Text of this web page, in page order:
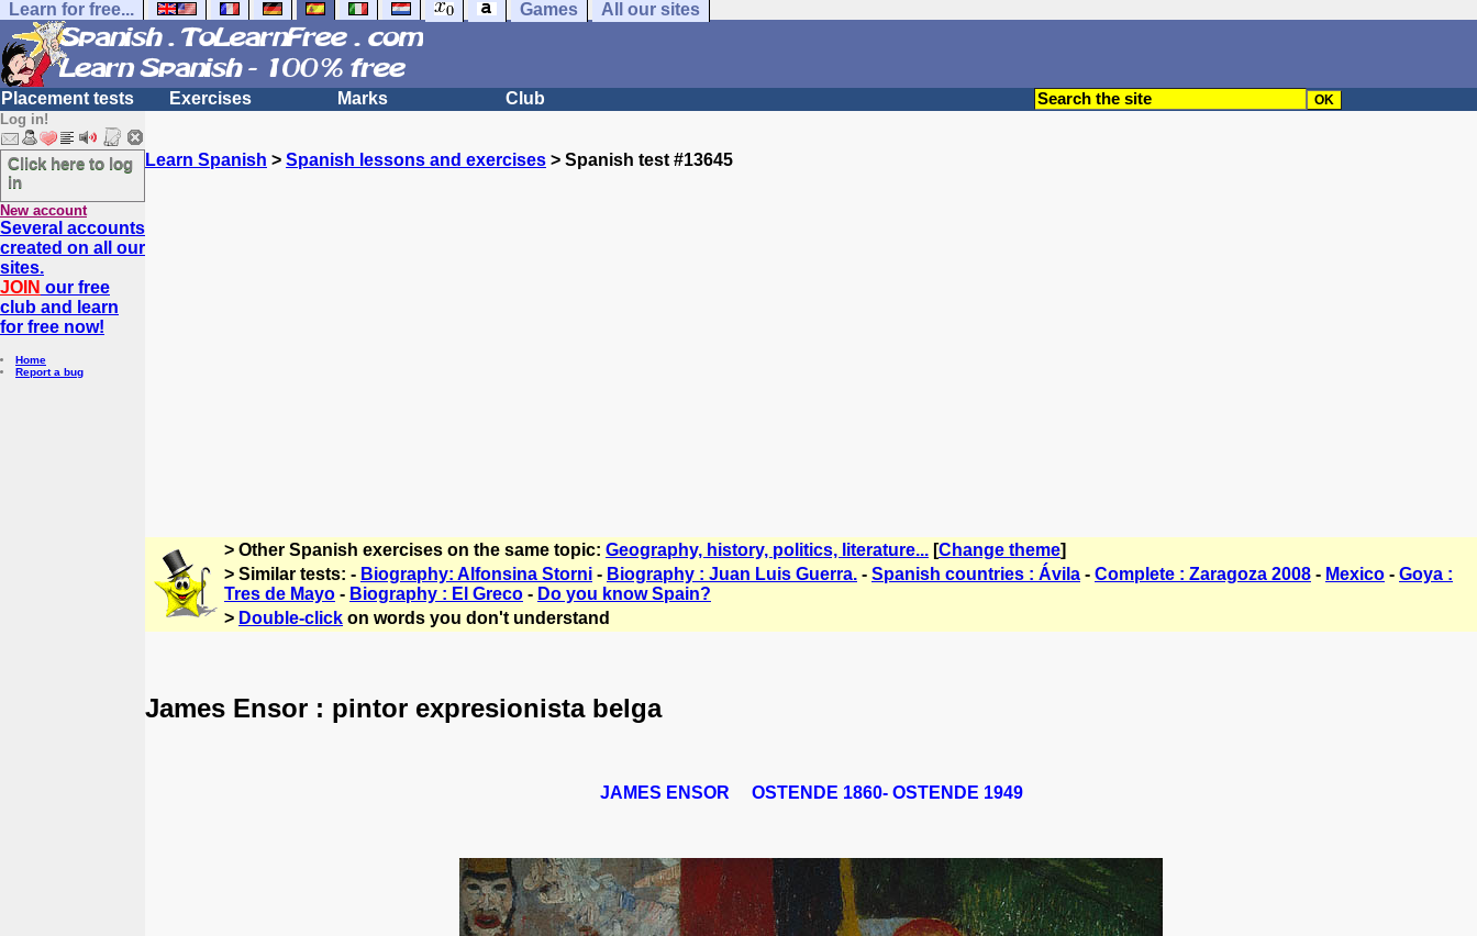
Learn for free... Games All our sites
Placement tests Exercises Marks Club
Log in!
Click here to log
in
New account
Several accounts
created on all our
sites.
JOIN our free
club and learn
for free now!
Home
Report a bug
Learn Spanish > Spanish lessons and exercises > Spanish test #13645
> Other Spanish exercises on the same topic: Geography, history, politics, literature... [Change theme]
> Similar tests: - Biography: Alfonsina Storni - Biography : Juan Luis Guerra. - Spanish countries : Ávila - Complete : Zaragoza 2008 - Mexico - Goya :
Tres de Mayo - Biography : El Greco - Do you know Spain?
> Double-click on words you don't understand
James Ensor : pintor expresionista belga
JAMES ENSOR OSTENDE 1860- OSTENDE 1949